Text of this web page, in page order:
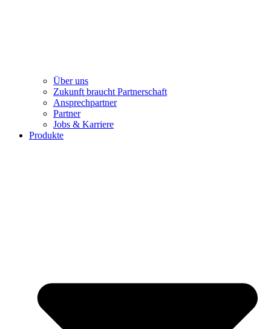
Über uns
Zukunft braucht Partnerschaft
Ansprechpartner
Partner
Jobs & Karriere
Produkte